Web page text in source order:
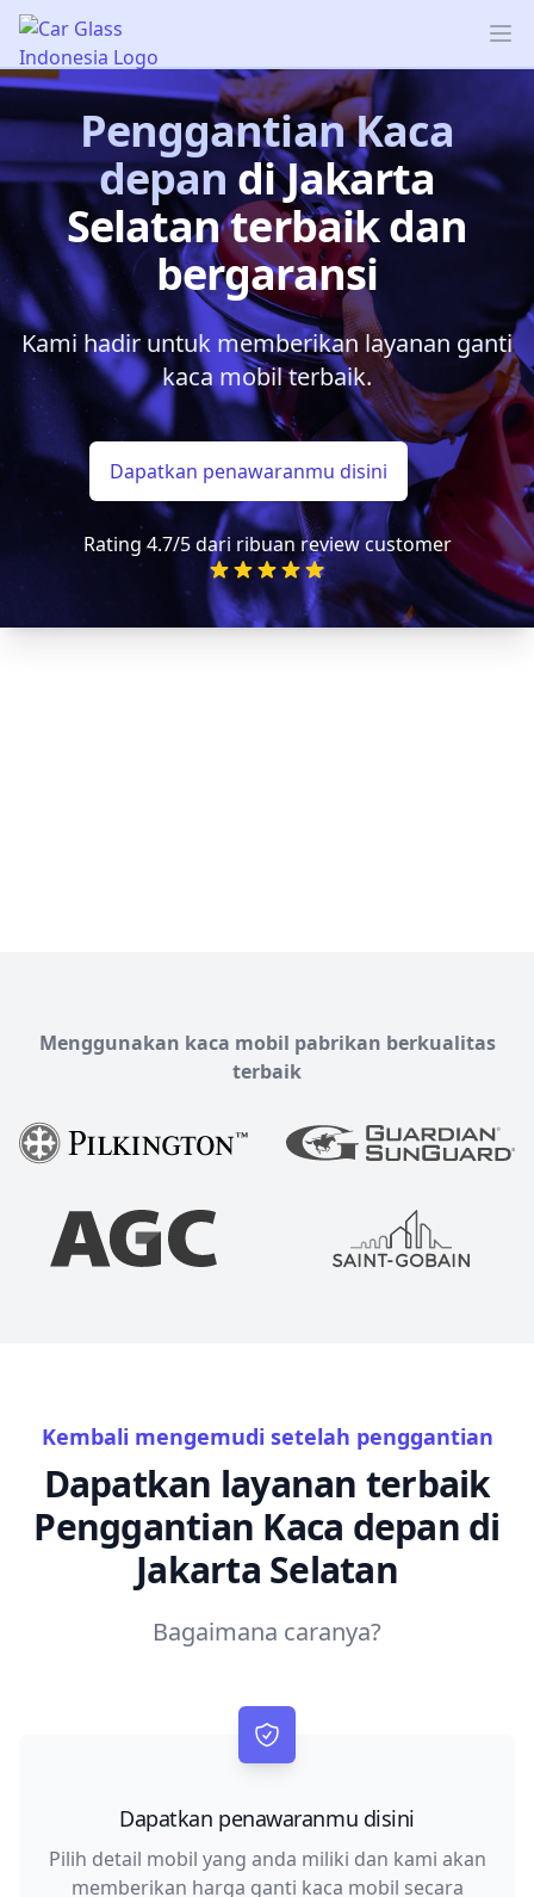
Car Glass Indonesia
Penggantian Kaca
depan di Jakarta
Selatanterbaik dan
bergaransi
Kami hadir untuk memberikan layanan ganti
kaca mobil terbaik.
Dapatkan penawaranmu disini
Rating 4.7/5 dari ribuan review customer
Menggunakan kaca mobil pabrikan berkualitas
terbaik
Kembali mengemudi setelah penggantian
Dapatkan layanan terbaik
Penggantian Kaca depan di
Jakarta Selatan
Bagaimana caranya?
Dapatkan penawaranmu disini
Pilih detail mobil yang anda miliki dan kami akan
memberikan harga ganti kaca mobil secara